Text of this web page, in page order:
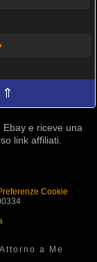
⇑
e riceve una
link affiliati.
Cookie
a Me